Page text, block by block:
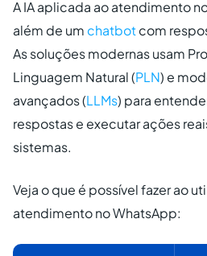
A IA aplicada ao atendimento
além de um chatbotcom
As soluções modernas usam
Linguagem Natural (PLN) e
avançados (LLMs) para
respostas e executar ações
sistemas.
Veja o que é possível fazer ao
atendimento no WhatsApp: